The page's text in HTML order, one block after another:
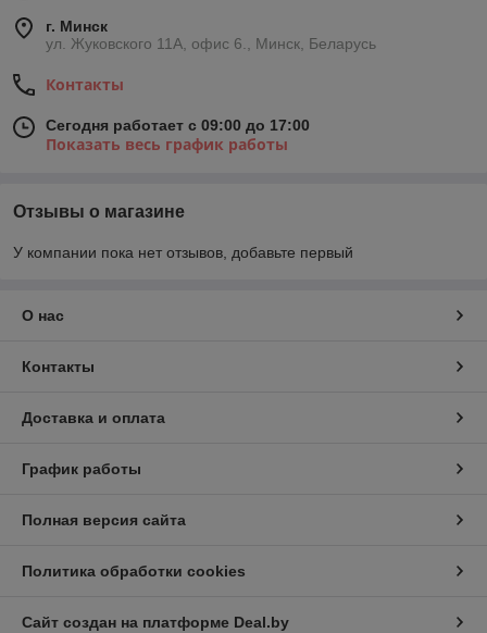
г. Минск
ул. Жуковского 11А, офис 6., Минск, Беларусь
Контакты
Сегодня работает с 09:00 до 17:00
Показать весь график работы
Отзывы о магазине
У компании пока нет отзывов, добавьте первый
О нас
Контакты
Доставка и оплата
График работы
Полная версия сайта
Политика обработки cookies
Сайт создан на платформе Deal.by